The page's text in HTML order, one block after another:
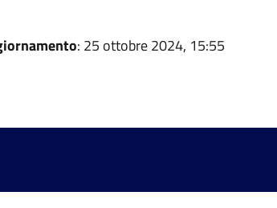
: 25 ottobre 2024, 15:55